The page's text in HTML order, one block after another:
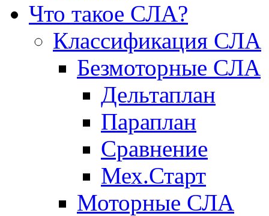
Что такое СЛА?
Классификация СЛА
Безмоторные СЛА
Дельтаплан
Параплан
Сравнение
Мех.Старт
Моторные СЛА